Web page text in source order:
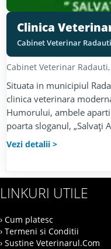
Clinica
Cabinet Veterinar Radauti
Cabinet Veterinar Radauti
Situata in municipiul
clinica veterinara
Humorului, ambele
poarta sloganul, „Salvaţi
Vezi detalii
LINKURI UTILE
› Cum platesc
› Termeni si Conditii
› Sustine Veterinarul.Com